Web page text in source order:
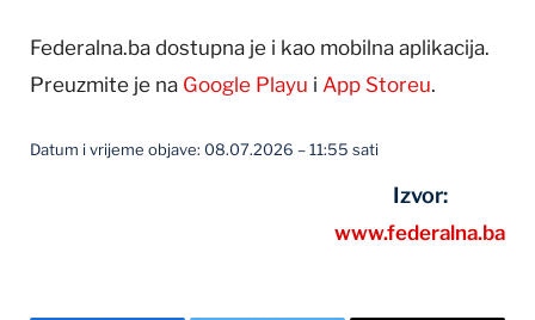
Federalna.ba dostupna je i kao mobilna aplikacija.
Preuzmite je na Google Playu i App Storeu.
Datum i vrijeme objave: 08.07.2026 – 11:55 sati
Izvor:
www.federalna.ba